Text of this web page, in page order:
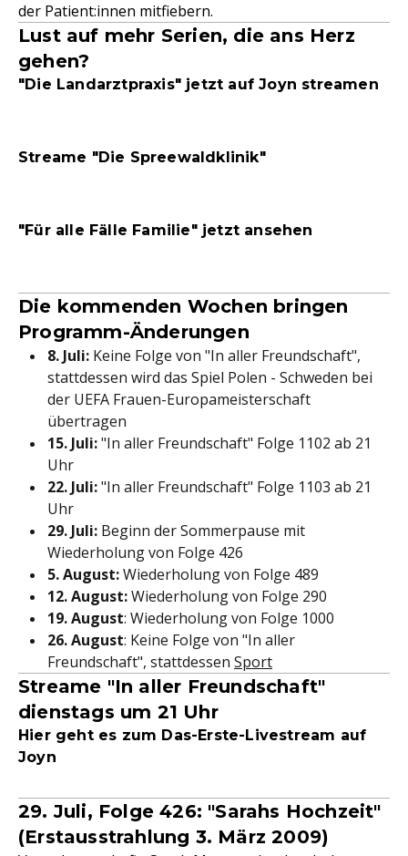
der Patient:innen mitfiebern.
Lust auf mehr Serien, die ans Herz
gehen?
"Die Landarztpraxis" jetzt auf Joyn streamen
Streame "Die Spreewaldklinik"
"Für alle Fälle Familie" jetzt ansehen
Die kommenden Wochen bringen
Programm-Änderungen
8. Juli: Keine Folge von "In aller Freundschaft",
stattdessen wird das Spiel Polen - Schweden bei
der UEFA Frauen-Europameisterschaft
übertragen
15. Juli:"In aller Freundschaft" Folge 1102 ab 21
Uhr
22. Juli:"In aller Freundschaft" Folge 1103 ab 21
Uhr
29. Juli: Beginn der Sommerpause mit
Wiederholung von Folge 426
5. August:Wiederholung von Folge 489
12. August:Wiederholung von Folge 290
19. August: Wiederholung von Folge 1000
26. August: Keine Folge von "In aller
Freundschaft", stattdessen Sport
Streame "In aller Freundschaft"
dienstags um 21 Uhr
Hier geht es zum Das-Erste-Livestream auf
Joyn
29. Juli, Folge 426: "Sarahs Hochzeit"
(Erstausstrahlung 3. März 2009)